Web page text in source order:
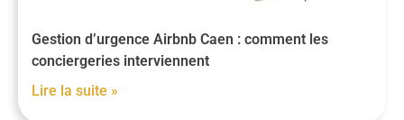
Gestion d’urgence Airbnb Caen : comment les
conciergeries interviennent
Lire la suite »